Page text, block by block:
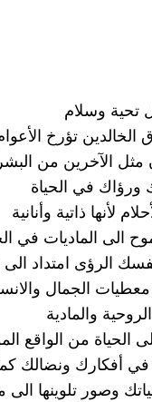
تحية وسلام
الخالدين تؤرخ
مثل الآخرين من البشر
ورؤاك في الحياة
لأنها ذاتية وأنانية
الى الماديات في
الرؤى امتداد الى
معطيات الجمال
والمادية
الحياة من الواقع
أفكارك ونضالك
وصور تلوينها الى